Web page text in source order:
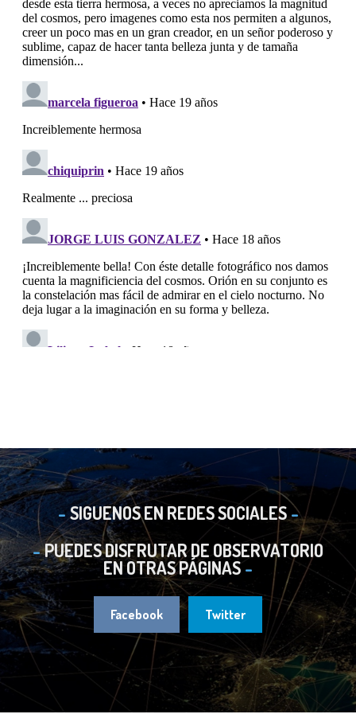
SIGUENOS EN REDES SOCIALES
PUEDES DISFRUTAR DE OBSERVATORIO
EN OTRAS PÁGINAS
Facebook Twitter